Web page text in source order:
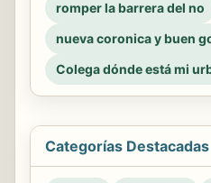
romper la barrera del no
nueva coronica y buen
Colega dónde está mi
Categorías Destacadas